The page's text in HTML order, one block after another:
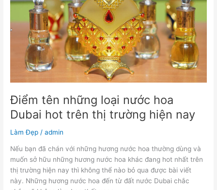
Điểm tên những loại nước hoa
Dubai hot trên thị trường hiện nay
Làm Đẹp /admin
Nếu bạn đã chán với những hương nước hoa thường dùng và
muốn sở hữu những hương nước hoa khác đang hot nhất trên
thị trường hiện nay thì không thể nào bỏ qua được bài viết
này. Những hương nước hoa đến từ đất nước Dubai chắc
nước
Dubai
trường